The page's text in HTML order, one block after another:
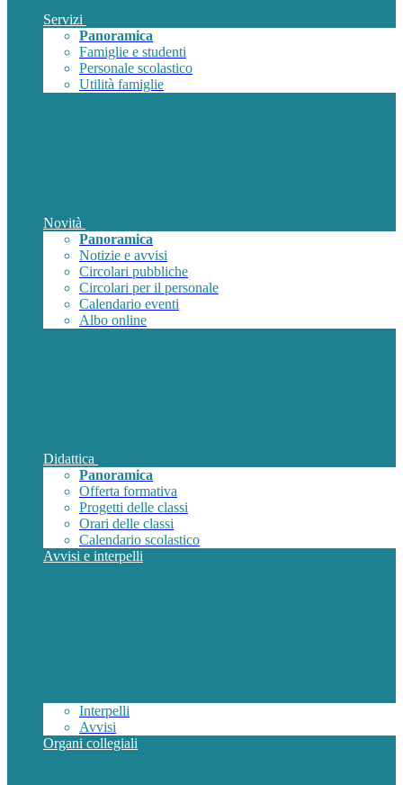
Servizi
Panoramica
Famiglie e studenti
Personale scolastico
Utilità famiglie
Novità
Panoramica
Notizie e avvisi
Circolari pubbliche
Circolari per il personale
Calendario eventi
Albo online
Didattica
Panoramica
Offerta formativa
Progetti delle classi
Orari delle classi
Calendario scolastico
Avvisi e interpelli
Interpelli
Avvisi
Organi collegiali